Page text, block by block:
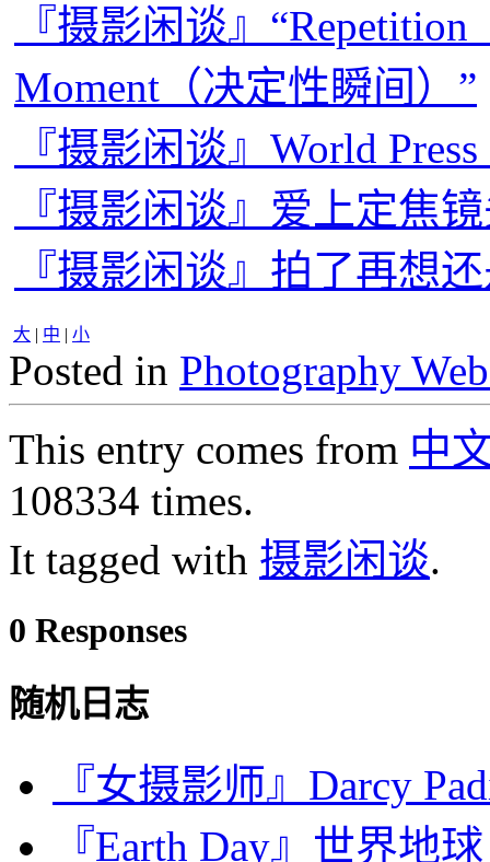
『摄影闲谈』
Moment（决定性瞬间）”
『摄影闲谈』World
『摄影闲谈』爱上定焦
『摄影闲谈』拍了再想
大 | 中 | 小
Posted in Photography
This entry comes from 中
108334 times.
It tagged with 摄影闲谈.
0 Responses
随机日志
『女摄影师』Darcy
『Earth Day』世界地